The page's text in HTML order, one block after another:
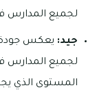
لجميع المدارس
جيد: يعكس جودة
لجميع المدارس
المستوى الذي